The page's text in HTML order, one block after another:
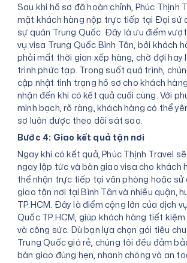
Sau khi hồ sơ đã hoàn chỉnh, Phúc Thịnh
mặt khách hàng nộp trực tiếp tại Đại sứ
sự quán Trung Quốc. Đây là ưu điểm
vụ visa Trung Quốc Bình Tân, bởi khách
phải mất thời gian xếp hàng, chờ đợi hay
trình phức tạp. Trong suốt quá trình,
cập nhật tình trạng hồ sơ cho khách
nhận đến khi có kết quả cuối cùng. Với
minh bạch, rõ ràng, khách hàng có thể
sơ luôn được theo dõi sát sao.
Bước 4: Giao kết quả tận nơi
Ngay khi có kết quả, Phúc Thịnh Travel
ngay lập tức và bàn giao visa cho khách
thể nhận trực tiếp tại văn phòng hoặc sử
giao tận nơi tại Bình Tân và nhiều quận,
TP.HCM. Đây là điểm cộng lớn của dịch
Quốc TP.HCM, giúp khách hàng tiết
và công sức. Dù bạn lựa chọn gói tiêu
Trung Quốc giá rẻ, chúng tôi đều đảm
bàn giao đúng hẹn, nhanh chóng và an